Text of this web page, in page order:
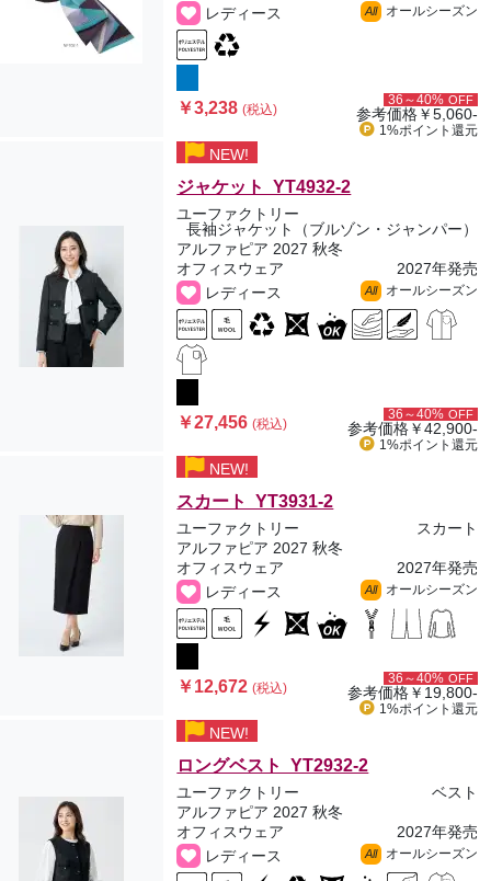
レディース All オールシーズン
￥3,238(税込)
36～40% OFF
参考価格￥5,060-
1%ポイント 還元
NEW!
ジャケット YT4932-2
ユーファクトリー
長袖ジャケット（ブルゾン・ジャンパー）
アルファピア 2027 秋冬
オフィスウェア
2027年発売
レディース
All オールシーズン
￥27,456(税込)
36～40% OFF
参考価格￥42,900-
1%ポイント 還元
NEW!
スカート YT3931-2
ユーファクトリー
スカート
アルファピア 2027 秋冬
オフィスウェア
2027年発売
レディース
All オールシーズン
￥12,672(税込)
36～40% OFF
参考価格￥19,800-
1%ポイント 還元
NEW!
ロングベスト YT2932-2
ユーファクトリー
ベスト
アルファピア 2027 秋冬
オフィスウェア
2027年発売
レディース
All オールシーズン